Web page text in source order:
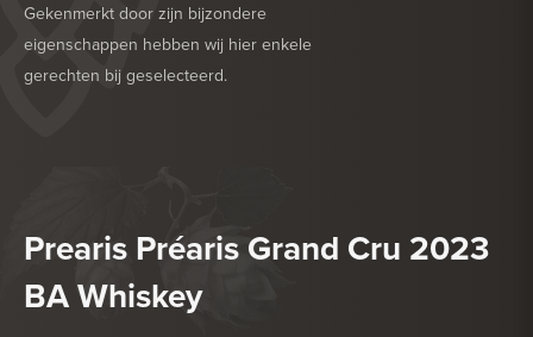
Gekenmerkt door zijn bijzondere
eigenschappen hebben wij hier enkele
gerechten bij geselecteerd.
HEERLIJK BIJ
Prearis Préaris Grand Cru 2023
BA Whiskey